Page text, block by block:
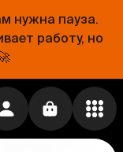
нужна пауза.
работу, но